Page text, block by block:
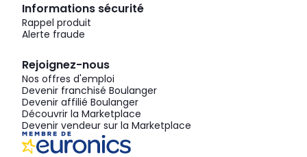
Informations sécurité
Rappel produit
Alerte fraude
Rejoignez-nous
Nos offres d'emploi
Devenir franchisé Boulanger
Devenir affilié Boulanger
Découvrir la Marketplace
Devenir vendeur sur la Marketplace